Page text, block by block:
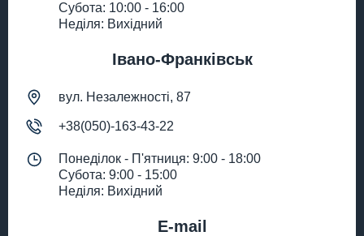
Субота: 10:00 - 16:00
Неділя: Вихідний
Івано-Франківськ
вул. Незалежності, 87
+38(050)-163-43-22
Понеділок - П'ятниця: 9:00 - 18:00
Субота: 9:00 - 15:00
Неділя: Вихідний
E-mail